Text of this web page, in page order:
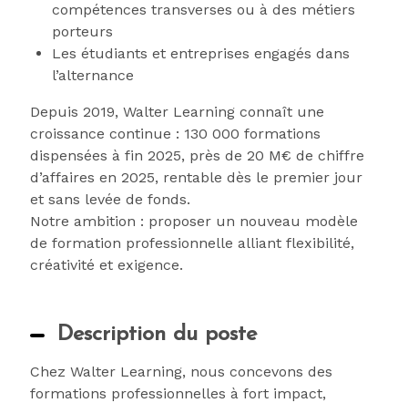
compétences transverses ou à des métiers
porteurs
Les étudiants et entreprises engagés dans
l’alternance
Depuis 2019, Walter Learning connaît une
croissance continue : 130 000 formations
dispensées à fin 2025, près de 20 M€ de chiffre
d’affaires en 2025, rentable dès le premier jour
et sans levée de fonds.
Notre ambition : proposer un nouveau modèle
de formation professionnelle alliant flexibilité,
créativité et exigence.
Description du poste
Chez Walter Learning, nous concevons des
formations professionnelles à fort impact,